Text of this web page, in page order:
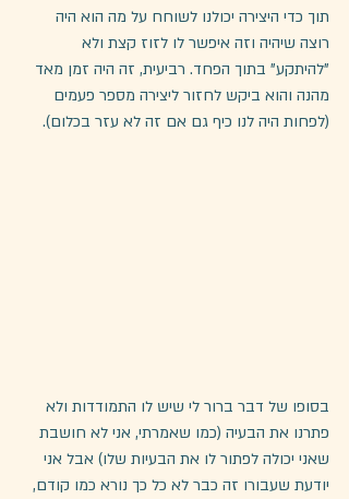
תוך כדי היצירה יכולנו לשוחח על מה הוא היה
רוצה שיהיה וזה איפשר לו לזוז קצת ולא
"להיתקע" בתוך הפחד. רביעית, זה היה זמן מאד
מהנה והוא ביקש לחזור ליצירה מספר פעמים
(לפחות היה לנו כיף גם אם זה לא עזר בכלום).
בסופו של דבר ברור לי שיש לו התמודדות ולא
פתרנו את הבעיה (כמו שאמרתי, אני לא חושבת
שאני יכולה לפתור לו את הבעיות שלו) אבל אני
יודעת שעבורו זה כבר לא כל כך נורא כמו קודם,